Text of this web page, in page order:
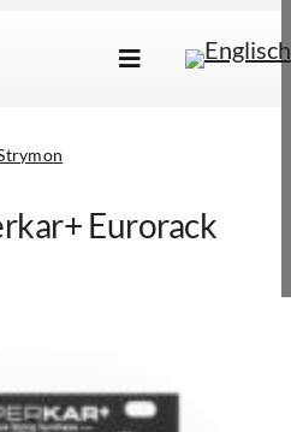
Toggle
Händlersuche
Eurorack